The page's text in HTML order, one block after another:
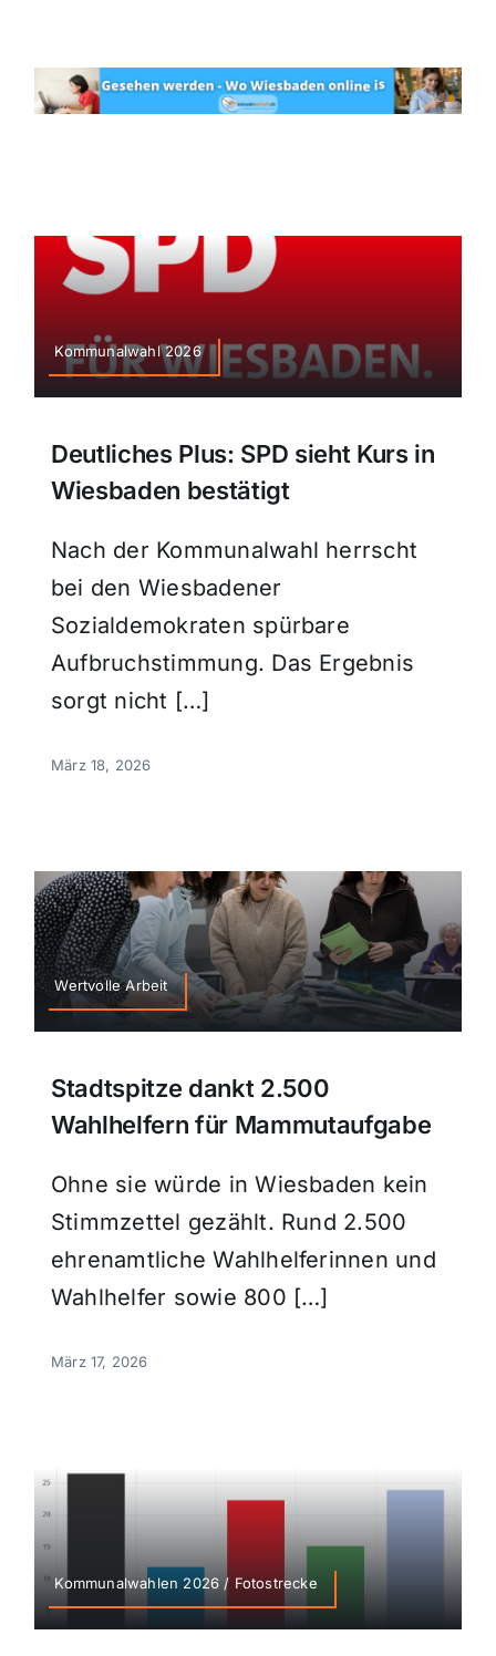
Kommunalwahl 2026
Deutliches Plus: SPD sieht Kurs in
Wiesbaden bestätigt
Nach der Kommunalwahl herrscht
bei den Wiesbadener
Sozialdemokraten spürbare
Aufbruchstimmung. Das Ergebnis
sorgt nicht […]
März 18, 2026
Wertvolle Arbeit
Stadtspitze dankt 2.500
Wahlhelfern für Mammutaufgabe
Ohne sie würde in Wiesbaden kein
Stimmzettel gezählt. Rund 2.500
ehrenamtliche Wahlhelferinnen und
Wahlhelfer sowie 800 […]
März 17, 2026
Kommunalwahlen 2026 / Fotostrecke